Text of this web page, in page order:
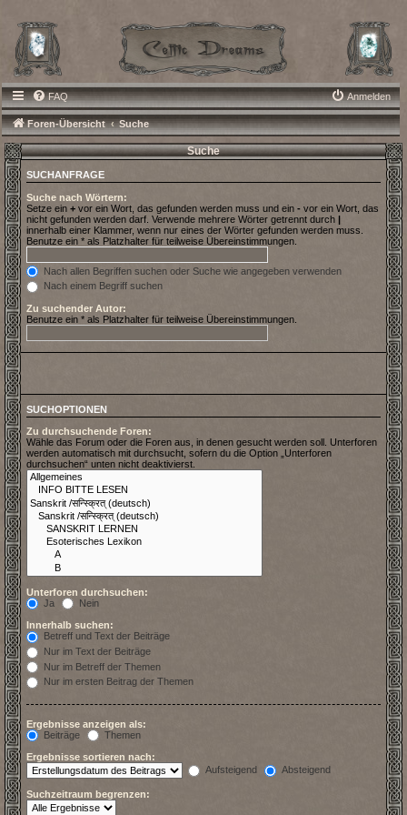
FAQ Anmelden
Foren-Übersicht Suche
Suche
SUCHANFRAGE
Suche nach Wörtern:
Setze ein + vor ein Wort, das gefunden werden muss und ein - vor ein Wort, das
nicht gefunden werden darf. Verwende mehrere Wörter getrennt durch |
innerhalb einer Klammer, wenn nur eines der Wörter gefunden werden muss.
Benutze ein * als Platzhalter für teilweise Übereinstimmungen.
Nach allen Begriffen suchen oder Suche wie angegeben verwenden
Nach einem Begriff suchen
Zu suchender Autor:
Benutze ein * als Platzhalter für teilweise Übereinstimmungen.
SUCHOPTIONEN
Zu durchsuchende Foren:
Wähle das Forum oder die Foren aus, in denen gesucht werden soll. Unterforen
werden automatisch mit durchsucht, sofern du die Option „Unterforen
durchsuchen“ unten nicht deaktivierst.
Unterforen durchsuchen:
Ja
Nein
Innerhalb suchen:
Betreff und Text der Beiträge
Nur im Text der Beiträge
Nur im Betreff der Themen
Nur im ersten Beitrag der Themen
Ergebnisse anzeigen als:
Beiträge
Themen
Ergebnisse sortieren nach:
Aufsteigend
Absteigend
Suchzeitraum begrenzen: